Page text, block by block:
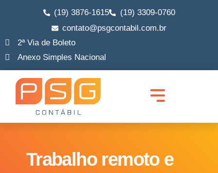
(19) 3876-1615
(19) 3309-0760
contato@psgcontabil.com.br
2ª Via de Boleto
Anexo Simples Nacional
Trabalho remoto e